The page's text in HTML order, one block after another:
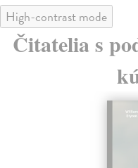
High-contrast mode
Čitatelia s